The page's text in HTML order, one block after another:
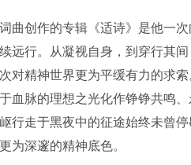
曲创作的专辑《适诗》是他一
远行。从凝视自身，到穿行其
对精神世界更为平缓有力的求
血脉的理想之光化作铮铮共鸣
行走于黑夜中的征途始终未曾
为深邃的精神底色。